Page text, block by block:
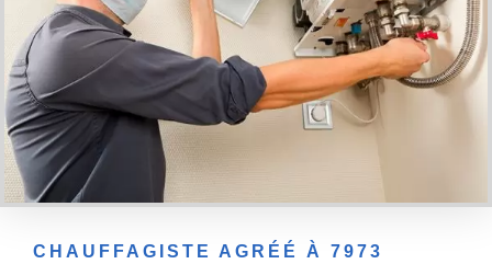
CHAUFFAGISTE AGRÉÉ À 7973